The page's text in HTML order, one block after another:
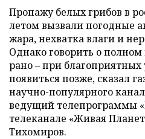
Пропажу белых грибов в
летом вызвали погодные
жара, нехватка влаги и
Однако говорить о полном
рано – при благоприятных
появиться позже, сказал
научно-популярного
ведущий телепрограммы
телеканале «Живая
Тихомиров.